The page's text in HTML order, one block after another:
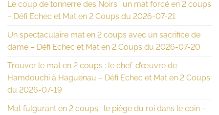
Le coup de tonnerre des Noirs : un mat forcé en 2 coups
– Défi Echec et Mat en 2 Coups du 2026-07-21
Un spectaculaire mat en 2 coups avec un sacrifice de
dame – Défi Echec et Mat en 2 Coups du 2026-07-20
Trouver le mat en 2 coups : le chef-d’œuvre de
Hamdouchi à Haguenau – Défi Echec et Mat en 2 Coups
du 2026-07-19
Mat fulgurant en 2 coups : le piège du roi dans le coin –